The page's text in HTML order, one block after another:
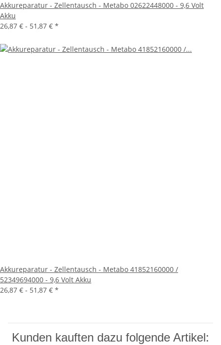
Akkureparatur - Zellentausch - Metabo 02622448000 - 9,6 Volt
Akku
26,87 € - 51,87 € *
Akkureparatur - Zellentausch - Metabo 41852160000 /
52349694000 - 9,6 Volt Akku
26,87 € - 51,87 € *
Kunden kauften dazu folgende Artikel: